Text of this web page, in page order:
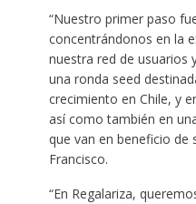
“Nuestro primer paso
concentrándonos en la
nuestra red de usuarios
una ronda seed
crecimiento en Chile, y
así como también en
que van en beneficio de
Francisco.
“En Regalariza,